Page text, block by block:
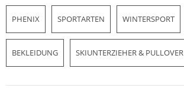
PHENIX SPORTARTEN WINTERSPORT
BEKLEIDUNG SKIUNTERZIEHER & PULLOVER